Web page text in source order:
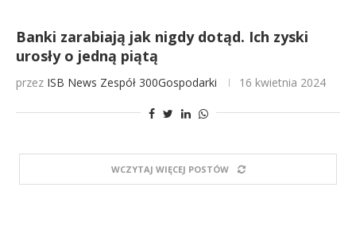
Banki zarabiają jak nigdy dotąd. Ich zyski
urosły o jedną piątą
przez ISB News Zespół 300Gospodarki 16 kwietnia 2024
WCZYTAJ WIĘCEJ POSTÓW